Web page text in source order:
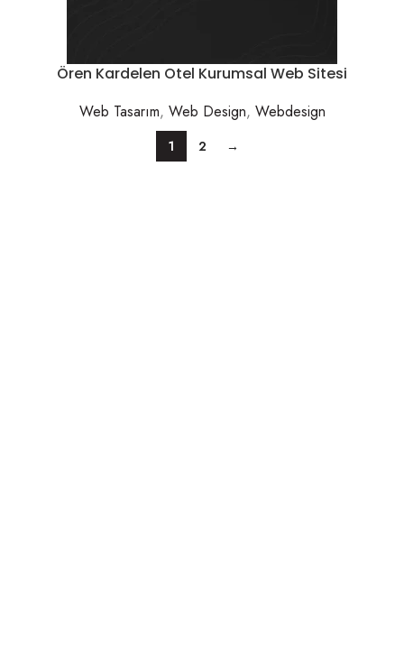
Ören Kardelen Otel Kurumsal Web Sitesi
Web Tasarım, Web Design, Webdesign
1 2 →